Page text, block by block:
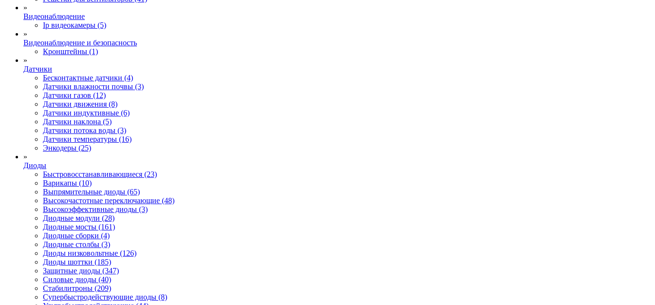
»
Видеонаблюдение
Ip видеокамеры (5)
»
Видеонаблюдение и безопасность
Кронштейны (1)
»
Датчики
Бесконтактные датчики (4)
Датчики влажности почвы (3)
Датчики газов (12)
Датчики движения (8)
Датчики индуктивные (6)
Датчики наклона (5)
Датчики потока воды (3)
Датчики температуры (16)
Энкодеры (25)
»
Диоды
Быстровосстанавливающиеся (23)
Варикапы (10)
Выпрямительные диоды (65)
Высокочастотные переключающие (48)
Высокоэффективные диоды (3)
Диодные модули (28)
Диодные мосты (161)
Диодные сборки (4)
Диодные столбы (3)
Диоды низковольтные (126)
Диоды шоттки (185)
Защитные диоды (347)
Силовые диоды (40)
Стабилитроны (209)
Супербыстродействующие диоды (8)